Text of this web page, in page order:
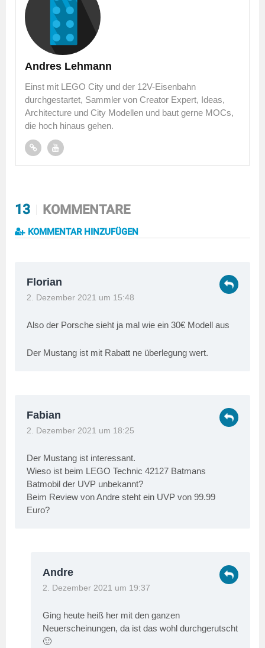
Andres Lehmann
Einst mit LEGO City und der 12V-Eisenbahn
durchgestartet, Sammler von Creator Expert, Ideas,
Architecture und City Modellen und baut gerne MOCs,
die hoch hinaus gehen.
13 KOMMENTARE
KOMMENTAR HINZUFÜGEN
Florian
2. Dezember 2021 um 15:48
Also der Porsche sieht ja mal wie ein 30€ Modell aus
Der Mustang ist mit Rabatt ne überlegung wert.
Fabian
2. Dezember 2021 um 18:25
Der Mustang ist interessant.
Wieso ist beim LEGO Technic 42127 Batmans
Batmobil der UVP unbekannt?
Beim Review von Andre steht ein UVP von 99.99
Euro?
Andre
2. Dezember 2021 um 19:37
Ging heute heiß her mit den ganzen
Neuerscheinungen, da ist das wohl durchgerutscht
🙂